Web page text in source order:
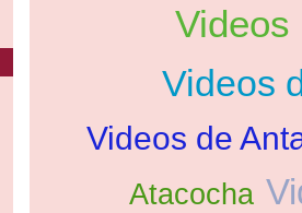
Videos
Videos
Videos de
Atacocha